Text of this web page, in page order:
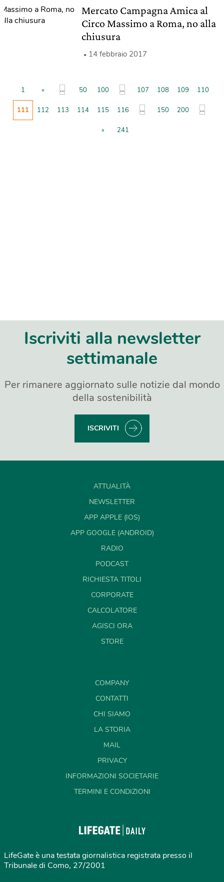
Mercato Campagna Amica al
Circo Massimo a Roma, no alla
chiusura
14 febbraio 2017
1 « ... 50 100 ... 107 108 109 110
111 112 113 114 115 116 ... 150 200 ...
» 241
Iscriviti alla newsletter
settimanale
Per rimanere aggiornato sulle notizie dal mondo
della sostenibilità
ISCRIVITI
ATTUALITÀ
NEWSLETTER
APP APPLE (IOS)
APP GOOGLE (ANDROID)
RADIO
PODCAST
RICHIESTA TITOLI
CORPORATE
CALCOLATORE
AGISCI ORA
STORE
COMPANY
CONTATTI
CHI SIAMO
LA STORIA
MAIL
PRIVACY
INFORMAZIONI SOCIETARIE
TERMINI E CONDIZIONI
LifeGate è una testata giornalistica registrata presso il
Tribunale di Como, 27/2001